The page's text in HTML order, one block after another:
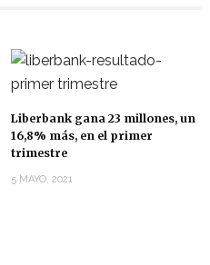
Liberbank gana 23 millones, un
16,8% más, en el primer
trimestre
5 MAYO, 2021